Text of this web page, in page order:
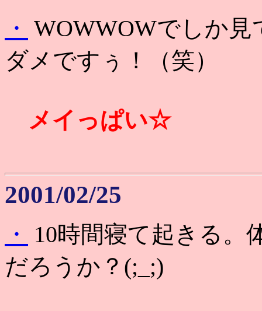
・ WOWWOWでしか
ダメですぅ！（笑）
メイっぱい☆
2001/02/25
・
10時間寝て起きる
だろうか？(;_;)